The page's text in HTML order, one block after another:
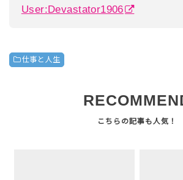
User:Devastator1906
仕事と人生